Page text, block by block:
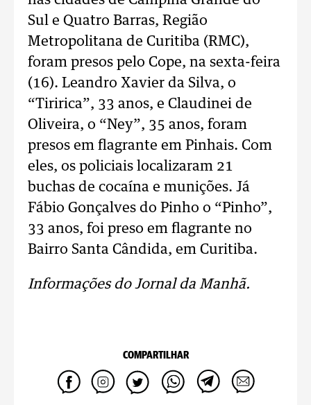
Sul e Quatro Barras, Região
Metropolitana de Curitiba (RMC),
foram presos pelo Cope, na sexta-feira
(16). Leandro Xavier da Silva, o
“Tiririca”, 33 anos, e Claudinei de
Oliveira, o “Ney”, 35 anos, foram
presos em flagrante em Pinhais. Com
eles, os policiais localizaram 21
buchas de cocaína e munições. Já
Fábio Gonçalves do Pinho o “Pinho”,
33 anos, foi preso em flagrante no
Bairro Santa Cândida, em Curitiba.
Informações do Jornal da Manhã.
COMPARTILHAR